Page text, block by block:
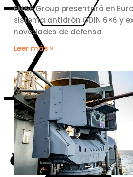
EM&E Group presentará en
sistema antidrón ODIN 6×6 y
novedades de defensa
Leer más »